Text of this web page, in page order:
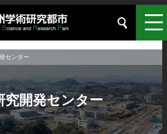
センター
究開発センター